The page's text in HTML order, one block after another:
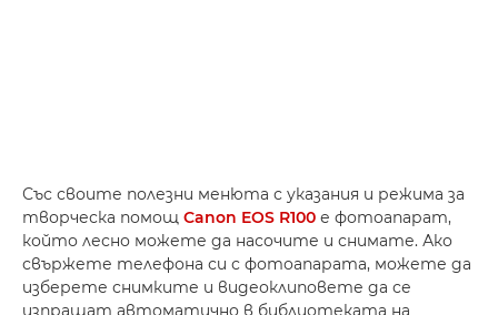
Със своите полезни менюта с указания и режима за
творческа помощ Canon EOS R100 е фотоапарат,
който лесно можете да насочите и снимате. Ако
свържете телефона си с фотоапарата, можете да
изберете снимките и видеоклиповете да се
изпращат автоматично в библиотеката на